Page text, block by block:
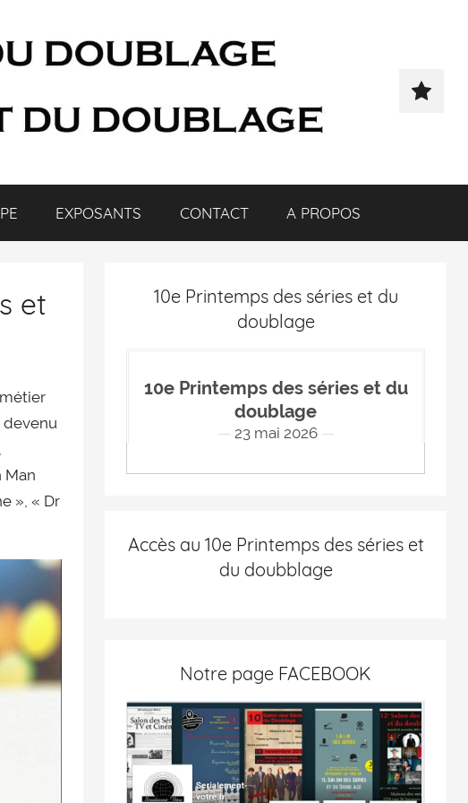
EXPOSANTS CONTACT A PROPOS
et
devenu
Man
», « Dr
10e Printemps des séries et du
doublage
10e Printemps des séries et du
doublage
23 mai 2026
Accès au 10e Printemps des séries et
du doubblage
Notre page FACEBOOK